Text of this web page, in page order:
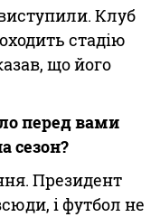
Клуб
стадію
що його
перед вами
сезон?
Президент
і футбол не